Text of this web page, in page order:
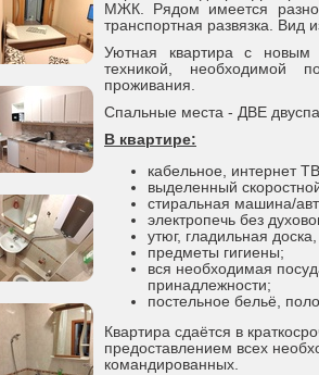
МЖК. Рядом имеется
транспортная развязка. Вид
Уютная квартира с
техникой, необходимой
проживания.
Спальные места - ДВЕ
В квартире:
кабельное, интернет
выделенный
стиральная машина/
электропечь без
утюг, гладильная
предметы гигиены;
вся необходимая
принадлежности;
постельное бельё,
Квартира сдаётся в
предоставлением всех
командированных.